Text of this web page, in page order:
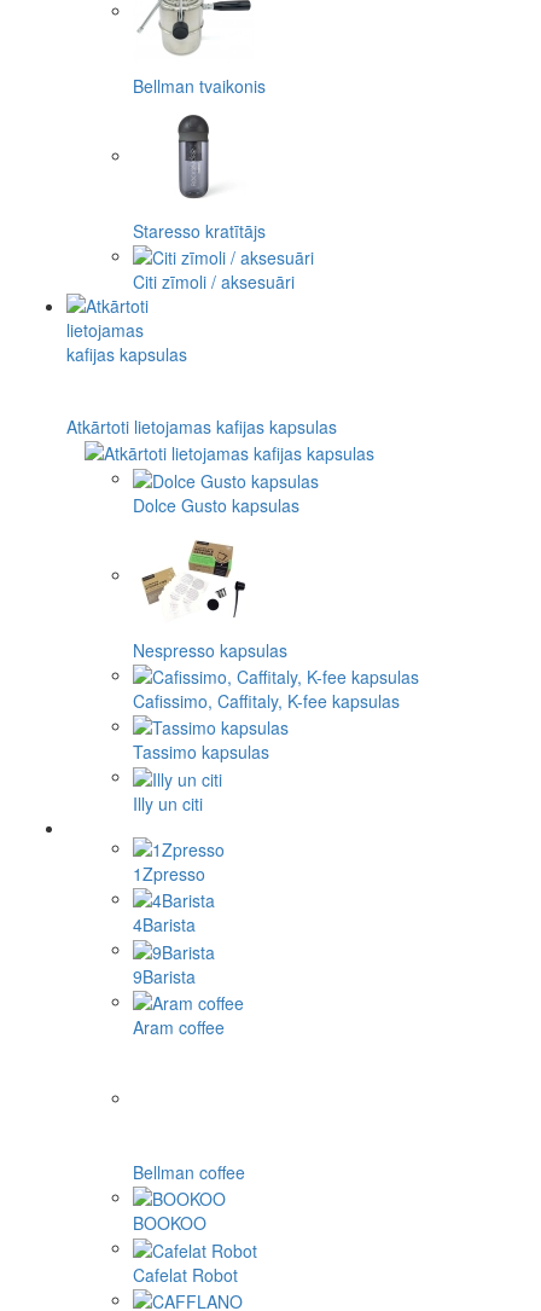
Bellman tvaikonis
Staresso kratītājs
Citi zīmoli / aksesuāri
Atkārtoti lietojamas kafijas kapsulas
Dolce Gusto kapsulas
Nespresso kapsulas
Cafissimo, Caffitaly, K-fee kapsulas
Tassimo kapsulas
Illy un citi
1Zpresso
4Barista
9Barista
Aram coffee
Bellman coffee
BOOKOO
Cafelat Robot